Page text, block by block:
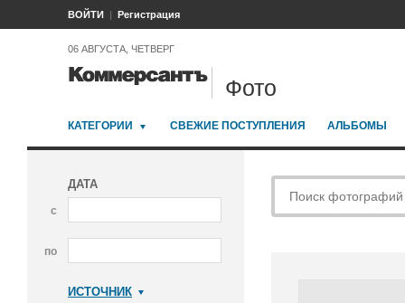
ВОЙТИ Регистрация
06 АВГУСТА, ЧЕТВЕРГ
Фото
КАТЕГОРИИ СВЕЖИЕ ПОСТУПЛЕНИЯ АЛЬБОМЫ
ДАТА
с
по
ИСТОЧНИК